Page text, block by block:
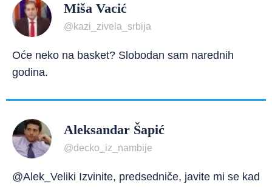
Miša Vacić
@kazi_zivela_srbija
Oće neko na basket? Slobodan sam narednih
godina.
Aleksandar Šapić
@decko_iz_nambije
@Alek_Veliki Izvinite, predsedniče, javite mi se kad